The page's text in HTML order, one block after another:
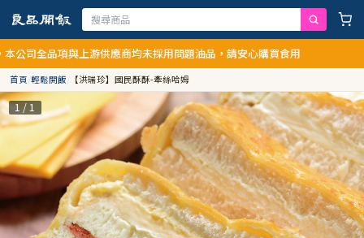
項與上游供應商均未採用問題油品，請安心購買食用
首頁/輕鬆開飯/ 【洪瑞珍】國民酥酥-牽絲哈姆
1 / 1